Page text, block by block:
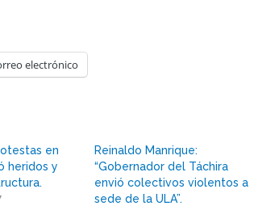
electrónico
en
heridos y
Reinaldo Manrique:
“Gobernador del Táchira
envió colectivos violentos a
sede de la ULA”.